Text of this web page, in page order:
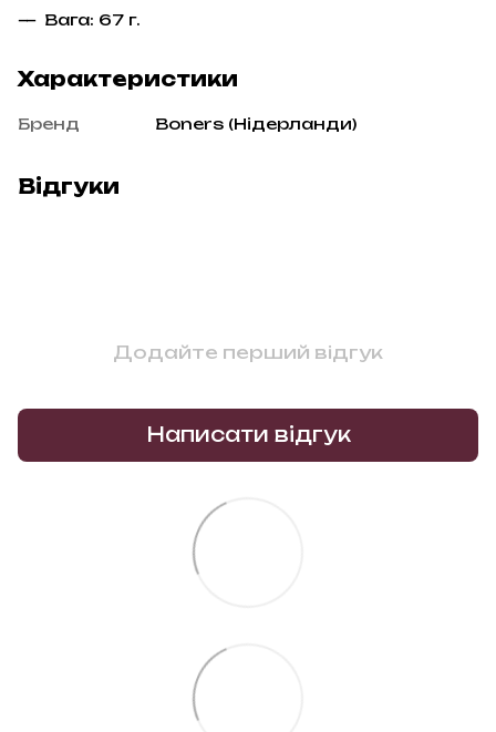
Вага: 67 г.
Характеристики
Бренд Boners (Нідерланди)
Відгуки
Додайте перший відгук
Написати відгук